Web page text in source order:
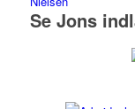
Se Jons